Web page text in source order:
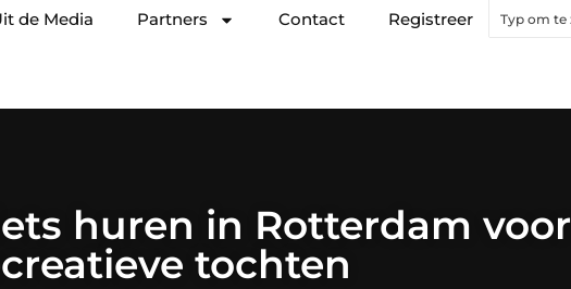
de Media Partners Contact Registreer
huren in Rotterdam voor
tochten